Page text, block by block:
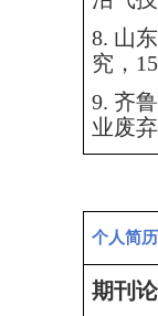
8. 山
究，
9. 齐
业废
个人简历
期刊